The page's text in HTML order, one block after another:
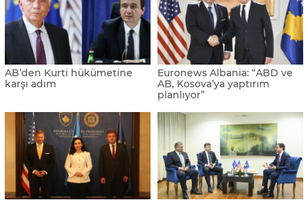
AB’den Kurti hükümetine
karşı adım
Euronews Albania: “ABD ve
AB, Kosova’ya yaptırım
planlıyor”